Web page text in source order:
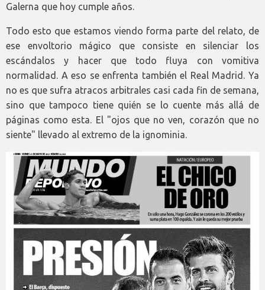
Galerna que hoy cumple años.
Todo esto que estamos viendo forma parte del relato, de
ese envoltorio mágico que consiste en silenciar los
escándalos y hacer que todo fluya con vomitiva
normalidad. A eso se enfrenta también el Real Madrid. Ya
no es que sufra atracos arbitrales casi cada fin de semana,
sino que tampoco tiene quién se lo cuente más allá de
páginas como esta. El "ojos que no ven, corazón que no
siente" llevado al extremo de la ignominia.